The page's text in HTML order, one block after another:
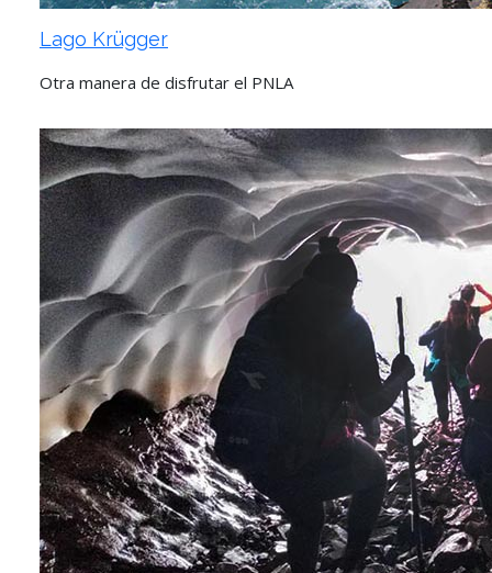
Lago Krügger
Otra manera de disfrutar el PNLA